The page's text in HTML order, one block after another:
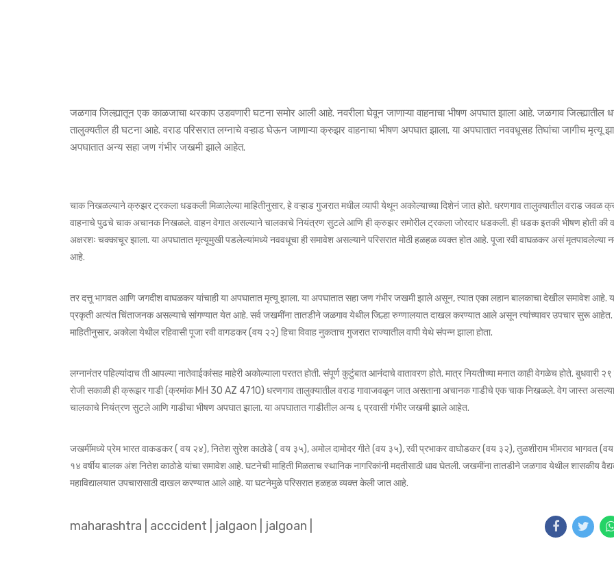
जळगाव जिल्ह्यातून एक काळजाचा थरकाप उडवणारी घटना समोर आली आहे. नवरीला घेवून जाणाऱ्या वाहनाचा भीषण अपघात झाला आहे. जळगाव जिल्ह्यातील
तालुक्यतील ही घटना आहे. वराड परिसरात लग्नाचे वऱ्हाड घेऊन जाणाऱ्या क्रुझर वाहनाचा भीषण अपघात झाला. या अपघातात नववधूसह तिघांचा जागीच मृत्यू
अपघातात अन्य सहा जण गंभीर जखमी झाले आहेत.
चाक निखळल्याने क्रुझर ट्रकला धडकली मिळालेल्या माहितीनुसार, हे वऱ्हाड गुजरात मधील व्यापी येथून अकोल्याच्या दिशेनं जात होते. धरणगाव तालुक्यातील वराड जवळ
वाहनाचे पुढचे चाक अचानक निखळले. वाहन वेगात असल्याने चालकाचे नियंत्रण सुटले आणि ही क्रुझर समोरील ट्रकला जोरदार धडकली. ही धडक इतकी भीषण होती की
अक्षरशः चक्काचूर झाला. या अपघातात मृत्यूमुखी पडलेल्यांमध्ये नववधूचा ही समावेश असल्याने परिसरात मोठी हळहळ व्यक्त होत आहे. पूजा रवी वाघळकर असं मृतपावलेल्या
आहे.
तर दत्तू भागवत आणि जगदीश वाघळकर यांचाही या अपघातात मृत्यू झाला. या अपघातात सहा जण गंभीर जखमी झाले असून, त्यात एका लहान बालकाचा देखील समावेश आहे.
प्रकृती अत्यंत चिंताजनक असल्याचे सांगण्यात येत आहे. सर्व जखमींना तातडीने जळगाव येथील जिल्हा रुग्णालयात दाखल करण्यात आले असून त्यांच्यावर उपचार सुरू आहेत.
माहितीनुसार, अकोला येथील रहिवासी पूजा रवी वागडकर (वय २२) हिचा विवाह नुकताच गुजरात राज्यातील वापी येथे संपन्न झाला होता.
लग्नानंतर पहिल्यांदाच ती आपल्या नातेवाईकांसह माहेरी अकोल्याला परतत होती. संपूर्ण कुटुंबात आनंदाचे वातावरण होते. मात्र नियतीच्या मनात काही वेगळेच होते. बुधवारी २९
रोजी सकाळी ही क्रूझर गाडी (क्रमांक MH 30 AZ 4710) धरणगाव तालुक्यातील वराड गावाजवळून जात असताना अचानक गाडीचे एक चाक निखळले. वेग जास्त
चालकाचे नियंत्रण सुटले आणि गाडीचा भीषण अपघात झाला. या अपघातात गाडीतील अन्य ६ प्रवासी गंभीर जखमी झाले आहेत.
जखमींमध्ये प्रेम भारत वाकडकर ( वय २४), नितेश सुरेश काठोडे ( वय ३५), अमोल दामोदर गीते (वय ३५), रवी प्रभाकर वाघोडकर (वय ३२), तुळशीराम भीमराव भागवत
१४ वर्षीय बालक अंश नितेश काठोडे यांचा समावेश आहे. घटनेची माहिती मिळताच स्थानिक नागरिकांनी मदतीसाठी धाव घेतली. जखमींना तातडीने जळगाव येथील शासकीय
महाविद्यालयात उपचारासाठी दाखल करण्यात आले आहे. या घटनेमुळे परिसरात हळहळ व्यक्त केली जात आहे.
maharashtra acccident jalgaon jalgoan